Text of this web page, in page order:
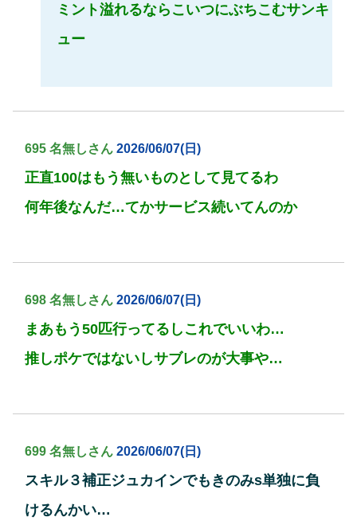
ミント溢れるならこいつにぶちこむサンキ
ュー
695 名無しさん 2026/06/07(日)
正直100はもう無いものとして見てるわ
何年後なんだ…てかサービス続いてんのか
698 名無しさん 2026/06/07(日)
まあもう50匹行ってるしこれでいいわ…
推しポケではないしサブレのが大事や…
699 名無しさん 2026/06/07(日)
スキル３補正ジュカインでもきのみs単独に負
けるんかい…